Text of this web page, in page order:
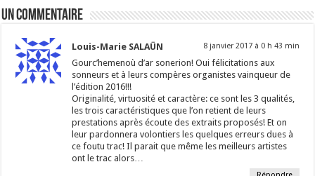
Un commentaire
Louis-Marie SALAÜN 8 janvier 2017 à 0 h 43 min
Gourc’hemenoù d’ar sonerion! Oui félicitations aux
sonneurs et à leurs compères organistes vainqueur de
l’édition 2016!!!
Originalité, virtuosité et caractère: ce sont les 3 qualités,
les trois caractéristiques que l’on retient de leurs
prestations après écoute des extraits proposés! Et on
leur pardonnera volontiers les quelques erreurs dues à
ce foutu trac! Il parait que même les meilleurs artistes
ont le trac alors…